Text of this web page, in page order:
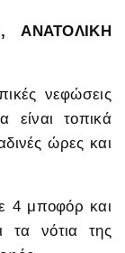
ΑΝΑΤΟΛΙΚΗ
νεφώσεις
είναι τοπικά
ώρες και
4 μποφόρ και
τα νότια της